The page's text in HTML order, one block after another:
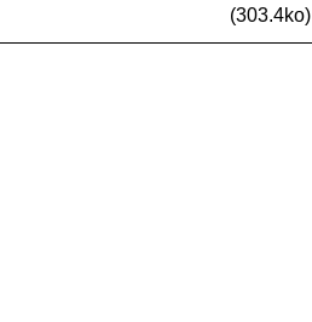
(303.4ko)